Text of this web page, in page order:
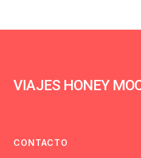
VIAJES HONEY
CONTACTO